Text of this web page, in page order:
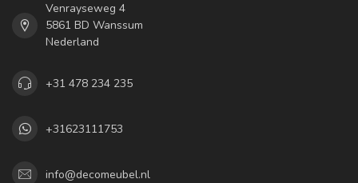
Venrayseweg 4
5861 BD Wanssum
Nederland
+31 478 234 235
+31623111753
info@decomeubel.nl